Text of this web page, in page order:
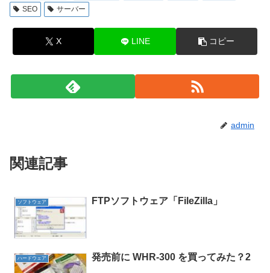
SEO
サーバー
X LINE コピー
admin
関連記事
ソフトウェア FTPソフトウェア「FileZilla」
ハードウェア 発売前に WHR-300 を買ってみた？2